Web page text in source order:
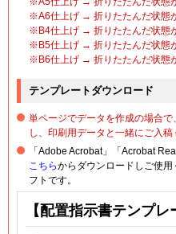
※A6仕上げ → 折りたたんだ状態
※B4仕上げ → 折りたたんだ状態
※B5仕上げ → 折りたたんだ状態
※B6仕上げ → 折りたたんだ状態
テンプレートダウンロード
単ページでデータを作成の場合
し、印刷用データと一緒にご入稿
「Adobe Acrobat」「Acrobat
こちらからダウンロードしご使
フトです。
【配置指示書テンプレ